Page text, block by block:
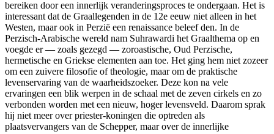
bereiken door een innerlijk veranderingsproces te ondergaan. Het is
interessant dat de Graallegenden in de 12e eeuw niet alleen in het
Westen, maar ook in Perzië een renaissance beleef den. In de
Perzisch-Arabische wereld nam Suhrawardi het Graalthema op en
voegde er — zoals gezegd — zoroastische, Oud Perzische,
hermetische en Griekse elementen aan toe. Het ging hem niet zozeer
om een zuivere filosofie of theologie, maar om de praktische
levenservaring van de waarheidszoeker. Deze kon na vele
ervaringen een blik werpen in de schaal met de zeven cirkels en zo
verbonden worden met een nieuw, hoger levensveld. Daarom sprak
hij niet meer over priester-koningen die optreden als
plaatsvervangers van de Schepper, maar over de innerlijke